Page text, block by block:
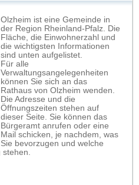
Olzheim ist eine Gemeinde in
der Region Rheinland-Pfalz. Die
Fläche, die Einwohnerzahl und
die wichtigsten Informationen
sind unten aufgelistet.
Für alle
Verwaltungsangelegenheiten
können Sie sich an das
Rathaus von Olzheim wenden.
Die Adresse und die
Öffnungszeiten stehen auf
dieser Seite. Sie können das
Bürgeramt anrufen oder eine
Mail schicken, je nachdem, was
Sie bevorzugen und welche